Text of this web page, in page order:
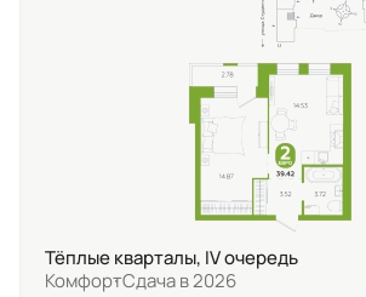
Тёплые кварталы, IV очередь
КомфортСдача в 2026